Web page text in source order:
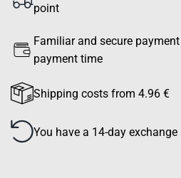
point
Familiar and secure
payment time
Shipping costs from 4.96 €
You have a 14-day